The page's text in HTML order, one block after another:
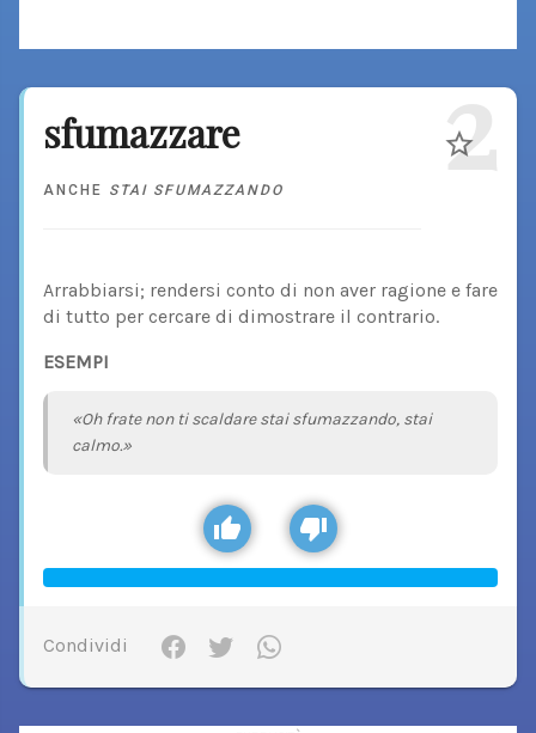
sfumazzare
ANCHE STAI SFUMAZZANDO 2
Arrabbiarsi; rendersi conto di non aver ragione e fare
di tutto per cercare di dimostrare il contrario.
ESEMPI
«Oh frate non ti scaldare stai sfumazzando, stai
calmo.»
Condividi